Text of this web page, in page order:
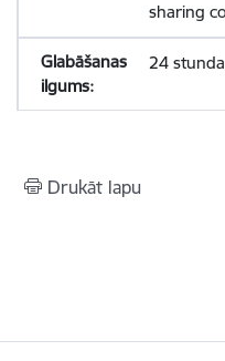
sharing
24
Drukāt lapu